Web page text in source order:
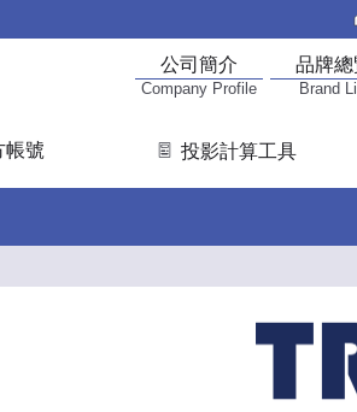
公司簡介
Company Profile
品牌總
Brand
帳號 投影計算工具